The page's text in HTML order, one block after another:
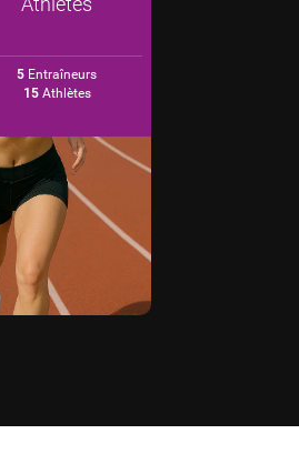
5 Entraîneurs
15Athlètes